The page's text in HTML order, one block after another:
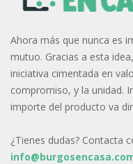
Ahora más que nunca es
mutuo. Gracias a esta
iniciativa cimentada en
compromiso, y la unidad.
importe del producto va
¿Tienes dudas? Contacta